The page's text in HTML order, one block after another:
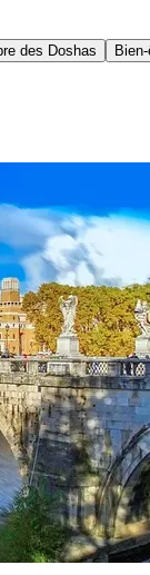
des Doshas